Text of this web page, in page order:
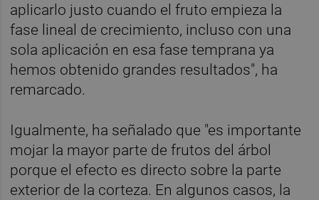
aplicarlo justo cuando el fruto empieza la
fase lineal de crecimiento, incluso con una
sola aplicación en esa fase temprana ya
hemos obtenido grandes resultados", ha
remarcado.
Igualmente, ha señalado que "es importante
mojar la mayor parte de frutos del árbol
porque el efecto es directo sobre la parte
exterior de la corteza. En algunos casos, la